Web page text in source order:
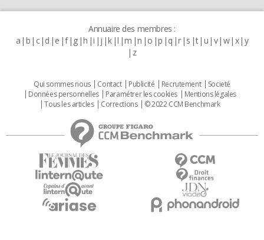
Annuaire des membres :
a b c d e f g h i j k l m n o p q r s t u v w x y
z
Qui sommes nous Contact Publicité Recrutement
Societé
Données personnelles
Paramétrer les cookies
Mentions légales
Tous les articles
Corrections © 2022 CCM Benchmark